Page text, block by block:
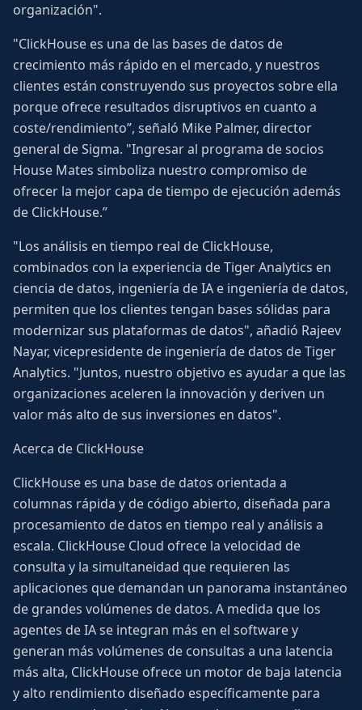
organización".
"ClickHouse es una de las bases de datos de
crecimiento más rápido en el mercado, y nuestros
clientes están construyendo sus proyectos sobre ella
porque ofrece resultados disruptivos en cuanto a
coste/rendimiento”, señaló Mike Palmer, director
general de Sigma. "Ingresar al programa de socios
House Mates simboliza nuestro compromiso de
ofrecer la mejor capa de tiempo de ejecución además
de ClickHouse.”
"Los análisis en tiempo real de ClickHouse,
combinados con la experiencia de Tiger Analytics en
ciencia de datos, ingeniería de IA e ingeniería de datos,
permiten que los clientes tengan bases sólidas para
modernizar sus plataformas de datos", añadió Rajeev
Nayar, vicepresidente de ingeniería de datos de Tiger
Analytics. "Juntos, nuestro objetivo es ayudar a que las
organizaciones aceleren la innovación y deriven un
valor más alto de sus inversiones en datos".
Acerca de ClickHouse
ClickHouse es una base de datos orientada a
columnas rápida y de código abierto, diseñada para
procesamiento de datos en tiempo real y análisis a
escala. ClickHouse Cloud ofrece la velocidad de
consulta y la simultaneidad que requieren las
aplicaciones que demandan un panorama instantáneo
de grandes volúmenes de datos. A medida que los
agentes de IA se integran más en el software y
generan más volúmenes de consultas a una latencia
más alta, ClickHouse ofrece un motor de baja latencia
y alto rendimiento diseñado específicamente para